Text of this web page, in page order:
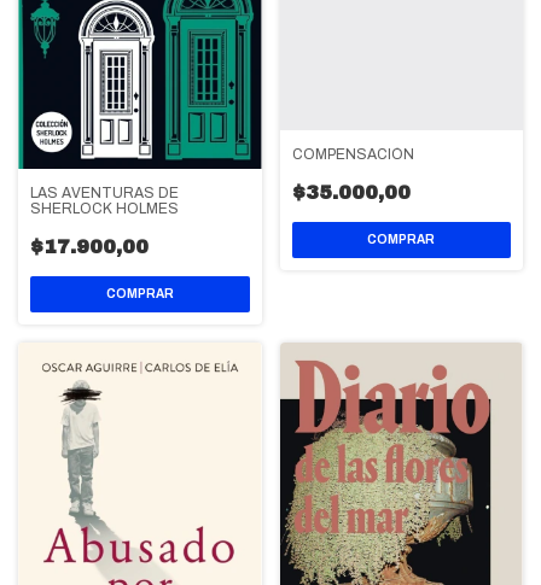
LAS AVENTURAS DE
SHERLOCK HOLMES
$17.900,00
COMPENSACIÓN
$35.000,00